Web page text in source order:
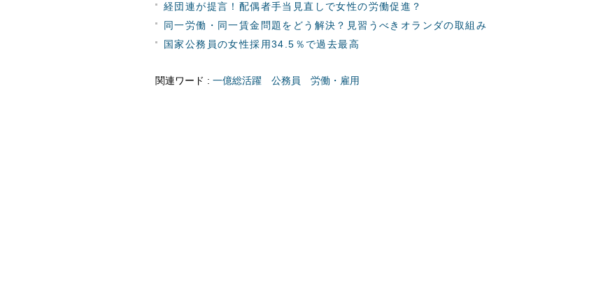
経団連が提言！配偶者手当見直しで女性の労働促進？
同一労働・同一賃金問題をどう解決？見習うべきオランダの取組み
国家公務員の女性採用34.5％で過去最高
関連ワード : 一億総活躍 公務員 労働・雇用